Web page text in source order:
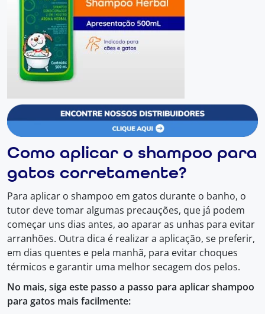
Como aplicar o shampoo para
gatos corretamente?
Para aplicar o shampoo em gatos durante o banho, o
tutor deve tomar algumas precauções, que já podem
começar uns dias antes, ao aparar as unhas para evitar
arranhões. Outra dica é realizar a aplicação, se preferir,
em dias quentes e pela manhã, para evitar choques
térmicos e garantir uma melhor secagem dos pelos.
No mais, siga este passo a passo para aplicar shampoo
para gatos mais facilmente: